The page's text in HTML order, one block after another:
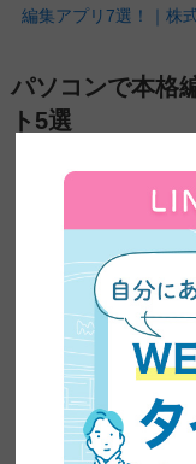
編集アプリ7選！｜株
パソコンで本格
ト5選
パソコンならではの
ム動画をより魅力的
では難しい細かな調
ソフトなら思いのまま
大画面で作業できる
す。SNSに最適化さ
動画を直接アップロ
で幅広く活用できる